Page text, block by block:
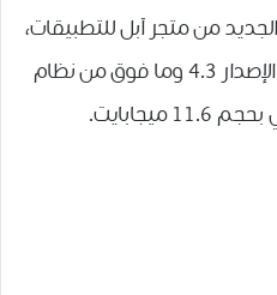
من متجر آبل للتطبيقات،
مع العلم أن التطبيق يتطلب الإصدار 4.3 وما فوق من نظام